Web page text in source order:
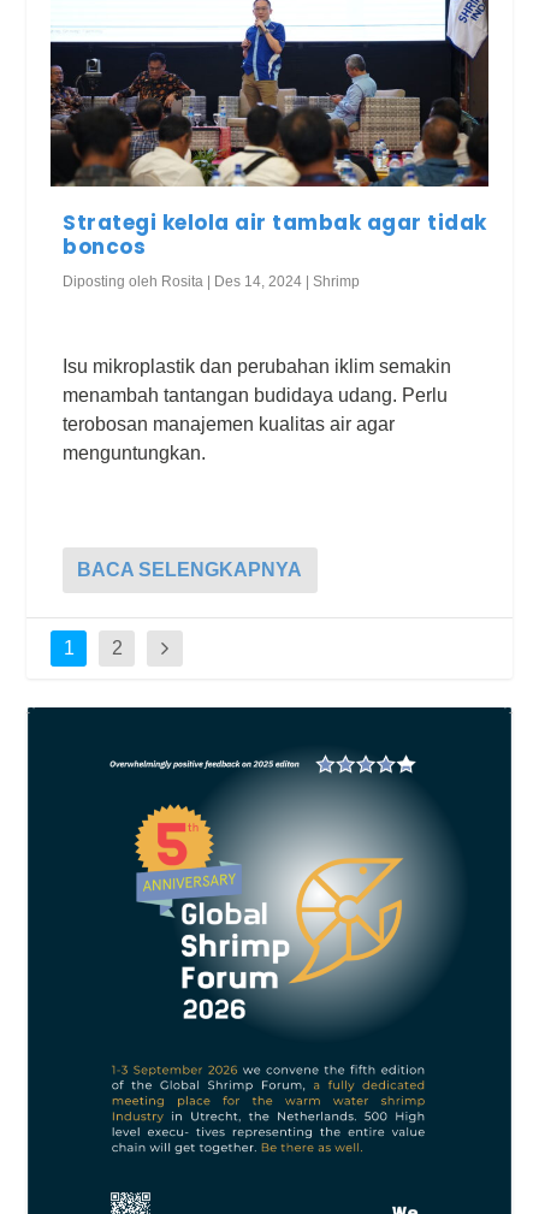
Strategi kelola air tambak agar tidak
boncos
Diposting oleh Rosita | Des 14, 2024 |Shrimp
Isu mikroplastik dan perubahan iklim semakin
menambah tantangan budidaya udang. Perlu
terobosan manajemen kualitas air agar
menguntungkan.
BACA SELENGKAPNYA
1 2